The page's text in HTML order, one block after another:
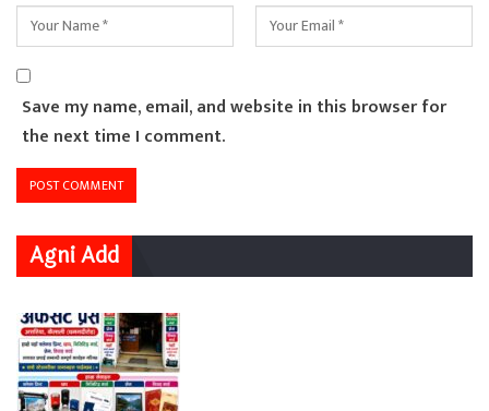
Save my name, email, and website in this browser for
the next time I comment.
Agni Add